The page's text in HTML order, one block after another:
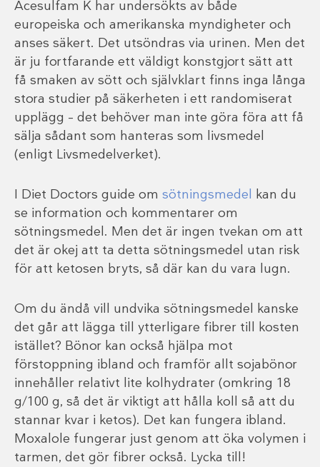
Acesulfam K har undersökts av både
europeiska och amerikanska myndigheter och
anses säkert. Det utsöndras via urinen. Men det
är ju fortfarande ett väldigt konstgjort sätt att
få smaken av sött och självklart finns inga långa
stora studier på säkerheten i ett randomiserat
upplägg – det behöver man inte göra föra att få
sälja sådant som hanteras som livsmedel
(enligt Livsmedelverket).
I Diet Doctors guide om sötningsmedel kan du
se information och kommentarer om
sötningsmedel. Men det är ingen tvekan om att
det är okej att ta detta sötningsmedel utan risk
för att ketosen bryts, så där kan du vara lugn.
Om du ändå vill undvika sötningsmedel kanske
det går att lägga till ytterligare fibrer till kosten
istället? Bönor kan också hjälpa mot
förstoppning ibland och framför allt sojabönor
innehåller relativt lite kolhydrater (omkring 18
g/100 g, så det är viktigt att hålla koll så att du
stannar kvar i ketos). Det kan fungera ibland.
Moxalole fungerar just genom att öka volymen i
tarmen, det gör fibrer också. Lycka till!